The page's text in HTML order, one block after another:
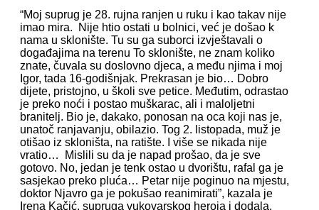
“Moj suprug je 28. rujna ranjen u ruku i kao takav nije
imao mira. Nije htio ostati u bolnici, već je došao k
nama u sklonište. Tu su ga suborci izvještavali o
događajima na terenu To sklonište, ne znam koliko
znate, čuvala su doslovno djeca, a među njima i moj
Igor, tada 16-godišnjak. Prekrasan je bio… Dobro
dijete, pristojno, u školi sve petice. Međutim, odrastao
je preko noći i postao muškarac, ali i maloljetni
branitelj. Bio je, dakako, ponosan na oca koji nas je,
unatoč ranjavanju, obilazio. Tog 2. listopada, muž je
otišao iz skloništa, na ratište. I više se nikada nije
vratio… Mislili su da je napad prošao, da je sve
gotovo. No, jedan je tenk ostao u dvorištu, rafal ga je
sasjekao preko pluća… Petar nije poginuo na mjestu,
doktor Njavro ga je pokušao reanimirati”, kazala je
Irena Kačić, supruga vukovarskog heroja i dodala.